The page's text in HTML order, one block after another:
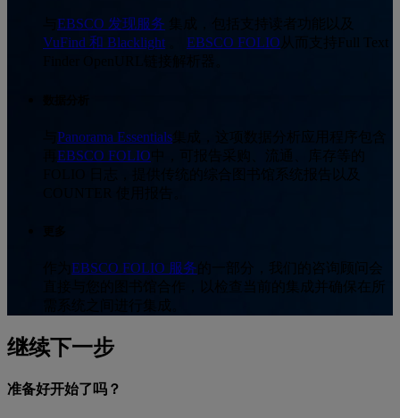
EBSCO 发现服务 集成，包括支持读者功能以及
VuFind 和 Blacklight
EBSCO FOLIO从而支持Full Text
Finder OpenURL链接解析器。
Panorama Essentials 集成，这项数据分析应用程序包含
EBSCO FOLIO 中，可报告采购、流通、库存等的
FOLIO 日志，提供传统的综合图书馆系统报告以及
EBSCO FOLIO 服务 的一部分，我们的咨询顾问会
直接与您的图书馆合作，以检查当前的集成并确保在所
需系统之间进行集成。
继续下一步
准备好开始了吗？